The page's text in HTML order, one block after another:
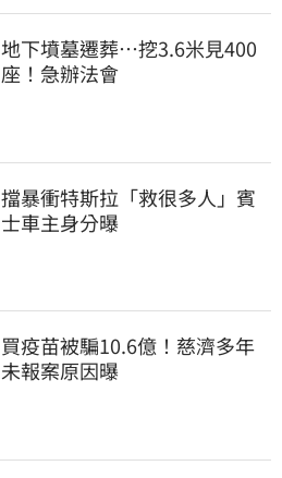
地下墳墓遷葬…挖3.6米見400
座！急辦法會
擋暴衝特斯拉「救很多人」賓
士車主身分曝
買疫苗被騙10.6億！慈濟多年
未報案原因曝